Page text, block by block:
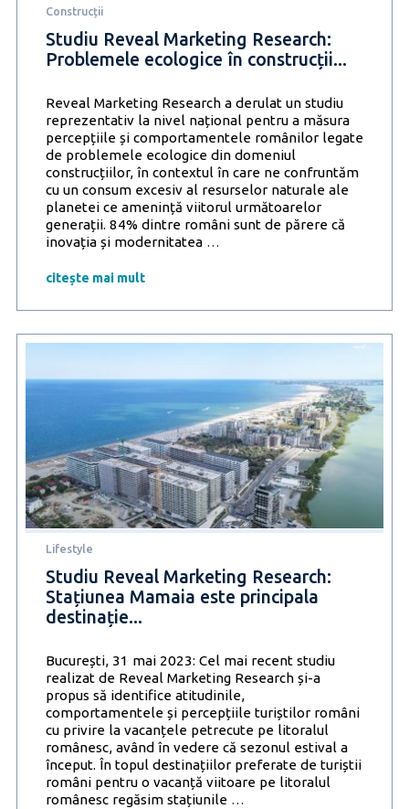
Construcții
Studiu Reveal Marketing Research:
Problemele ecologice în construcții...
Reveal Marketing Research a derulat un studiu
reprezentativ la nivel național pentru a măsura
percepțiile și comportamentele românilor legate
de problemele ecologice din domeniul
construcțiilor, în contextul în care ne confruntăm
cu un consum excesiv al resurselor naturale ale
planetei ce amenință viitorul următoarelor
generații. 84% dintre români sunt de părere că
inovația și modernitatea …
Problemele
în
reprezintă
preocupări
majore
pentru
mai
mult
de
60%
dintre
români
citește mai mult
Lifestyle
Studiu Reveal Marketing Research:
Stațiunea Mamaia este principala
destinație...
București, 31 mai 2023: Cel mai recent studiu
realizat de Reveal Marketing Research și-a
propus să identifice atitudinile,
comportamentele și percepțiile turiștilor români
cu privire la vacanțele petrecute pe litoralul
românesc, având în vedere că sezonul estival a
început. În topul destinațiilor preferate de turiștii
români pentru o vacanță viitoare pe litoralul
românesc regăsim stațiunile …